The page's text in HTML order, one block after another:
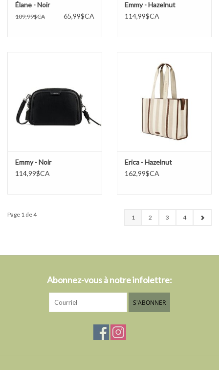
Élane - Noir
109,99$CA 65,99$CA
Emmy - Hazelnut
114,99$CA
Emmy - Noir
114,99$CA
Erica - Hazelnut
162,99$CA
Page 1 de 4 1 2 3 4
Abonnez-vous à notre infolettre:
S'ABONNER